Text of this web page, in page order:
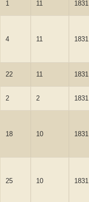
1 11 1831
4 11 1831
22 11 1831
2 2 1831
18 10 1831
25 10 1831